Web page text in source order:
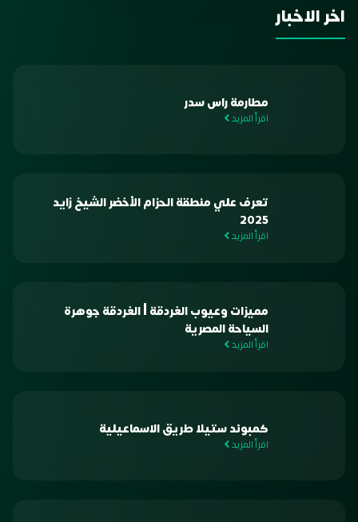
اخر الاخبار
مطارمة راس سدر
اقرأ المزيد
تعرف علي منطقة الحزام الأخضر الشيخ زايد
2025
اقرأ المزيد
مميزات وعيوب الغردقة | الغردقة جوهرة
السياحة المصرية
اقرأ المزيد
كمبوند ستيلا طريق الاسماعيلية
اقرأ المزيد